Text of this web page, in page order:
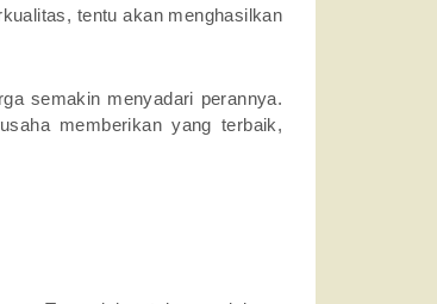
tentu akan menghasilkan
semakin menyadari perannya.
memberikan yang terbaik,